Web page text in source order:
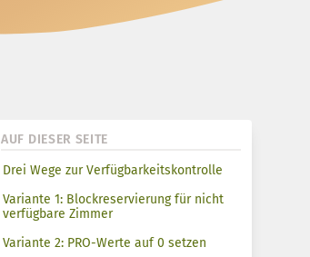
AUF DIESER SEITE
Drei Wege zur Verfügbarkeitskontrolle
Variante 1: Blockreservierung für nicht
verfügbare Zimmer
Variante 2: PRO-Werte auf 0 setzen